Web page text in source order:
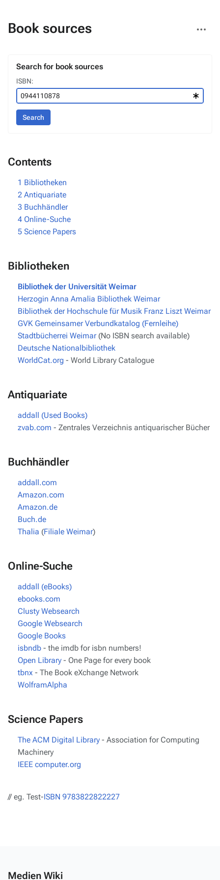
Book sources
actions
Search for book sources
ISBN:
Search
Contents
1 Bibliotheken
2 Antiquariate
3 Buchhändler
4 Online-Suche
5 Science Papers
Bibliotheken
Bibliothek der Universität Weimar
Herzogin Anna Amalia Bibliothek Weimar
Bibliothek der Hochschule für Musik Franz Liszt Weimar
GVK Gemeinsamer Verbundkatalog (Fernleihe)
Stadtbücherrei Weimar(No ISBN search available)
Deutsche Nationalbibliothek
WorldCat.org - World Library Catalogue
Antiquariate
addall (Used Books)
zvab.com - Zentrales Verzeichnis antiquarischer Bücher
Buchhändler
addall.com
Amazon.com
Amazon.de
Buch.de
Thalia (Filiale Weimar)
Online-Suche
addall (eBooks)
ebooks.com
Clusty Websearch
Google Websearch
Google Books
isbndb - the imdb for isbn numbers!
Open Library - One Page for every book
tbnx - The Book eXchange Network
WolframAlpha
Science Papers
The ACM Digital Library - Association for Computing
Machinery
IEEE computer.org
// eg. Test-ISBN 9783822822227
Medien Wiki